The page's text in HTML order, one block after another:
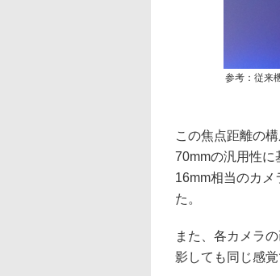
参考：従来
この焦点距離の
70mmの汎用性に
16mm相当のカ
た。
また、各カメラ
影しても同じ感